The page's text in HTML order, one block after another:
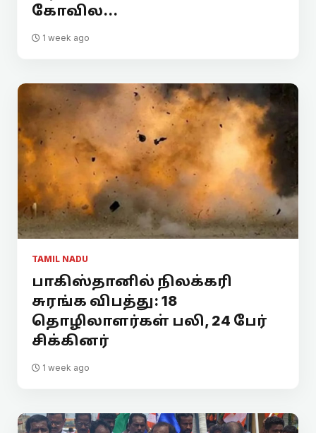
கோவில...
1 week ago
TAMIL NADU
பாகிஸ்தானில் நிலக்கரி
சுரங்க விபத்து: 18
தொழிலாளர்கள் பலி, 24 பேர்
சிக்கினர்
1 week ago